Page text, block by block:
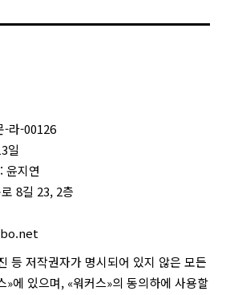
-라-00126
일
윤지연
8길 23, 2층
등 저작권자가 명시되어 있지 않은 모든
»에 있으며, «워커스»의 동의하에 사용할